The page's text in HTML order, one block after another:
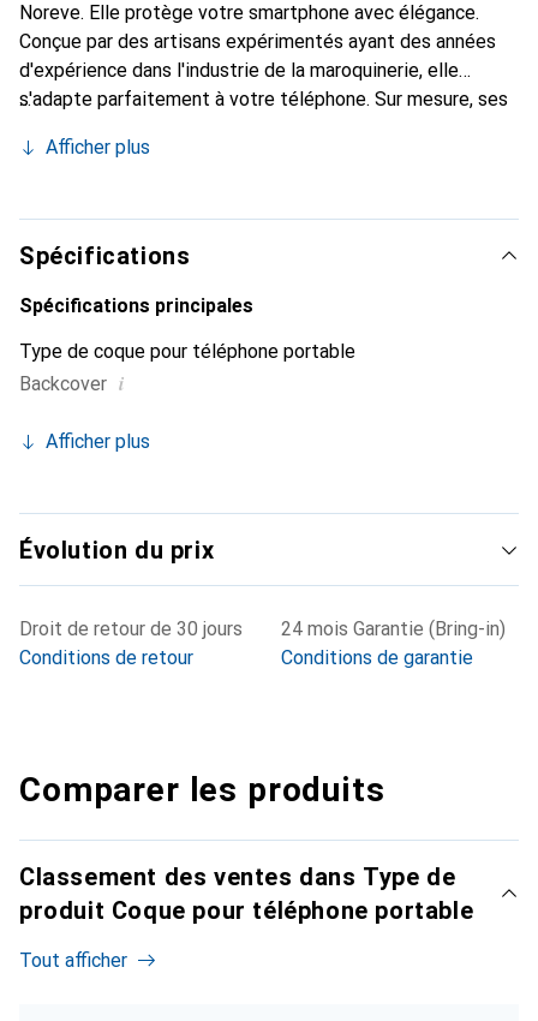
Noreve. Elle protège votre smartphone avec élégance.
Conçue par des artisans expérimentés ayant des années
d'expérience dans l'industrie de la maroquinerie, elle
s'adapte parfaitement à votre téléphone. Sur mesure, ses
peau. Elle devient l'accessoire chic et indispensable pour
produits de haute qualité, la marque Noreve est un choix
fiable pour une clientèle exigeante.
Afficher plus
Spécifications
Spécifications principales
Type de coque pour téléphone portable
Backcover i
Afficher plus
Évolution du prix
Droit de retour de 30 jours
Conditions de retour
24 mois Garantie (Bring-in)
Conditions de garantie
Comparer les produits
Classement des ventes dans Type de
produit Coque pour téléphone portable
Tout afficher